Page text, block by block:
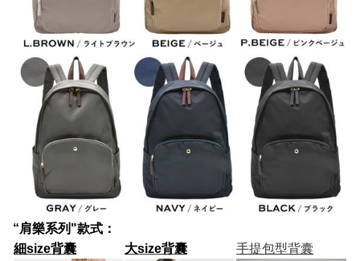
“肩樂系列"款式：
細size背囊
大size背囊 手提包型背囊